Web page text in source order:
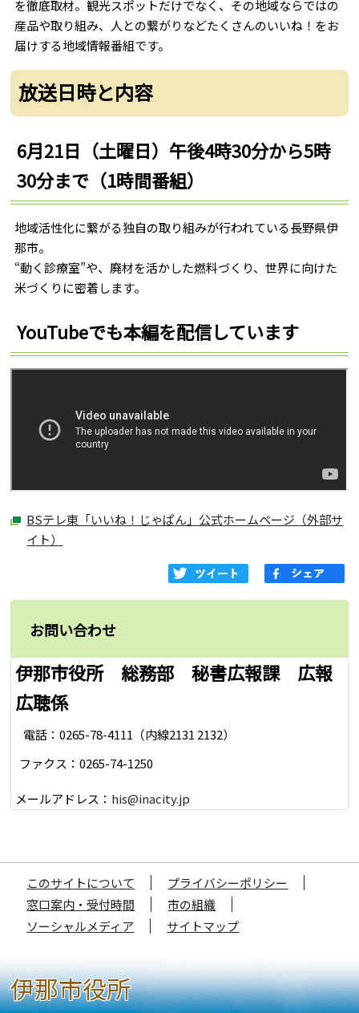
を徹底取材。観光スポットだけでなく、その地域ならではの
産品や取り組み、人との繋がりなどたくさんのいいね！をお
届けする地域情報番組です。
放送日時と内容
6月21日（土曜日）午後4時30分から5時
30分まで（1時間番組）
地域活性化に繋がる独自の取り組みが行われている長野県伊
那市。
“動く診療室”や、廃材を活かした燃料づくり、世界に向けた
米づくりに密着します。
YouTubeでも本編を配信しています
BSテレ東「いいね！じゃぱん」公式ホームページ（外部サ
イト）
お問い合わせ
伊那市役所 総務部 秘書広報課 広報
広聴係
電話：0265-78-4111（内線2131 2132）
ファクス：0265-74-1250
メールアドレス： his@inacity.jp
このサイトについて
プライバシーポリシー
窓口案内・受付時間
市の組織
ソーシャルメディア
サイトマップ
伊那市役所